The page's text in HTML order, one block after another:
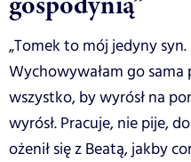
„Tomek to mój jedyny
Wychowywałam go
wszystko, by wyrósł na
wyrósł. Pracuje, nie pije,
ożenił się z Beatą, jakby